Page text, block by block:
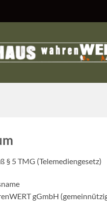
§ 5 TMG (Telemediengesetz)
gGmbH